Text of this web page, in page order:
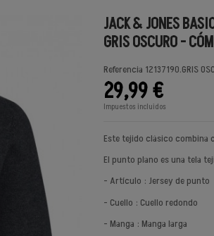
JACK & JONES
GRIS OSCURO -
Referencia 12137190.GRIS
29,99 €
Impuestos incluidos
Este tejido clásico combina
El punto plano es una tela
- Artículo : Jersey de punto
- Cuello : Cuello redondo
- Manga : Manga larga